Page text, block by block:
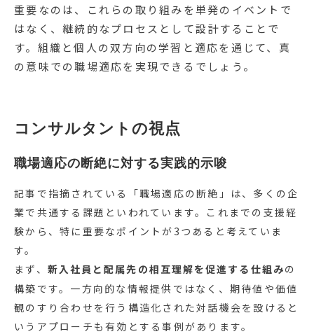
重要なのは、これらの取り組みを単発のイベントで
はなく、継続的なプロセスとして設計することで
す。組織と個人の双方向の学習と適応を通じて、真
の意味での職場適応を実現できるでしょう。
コンサルタントの視点
職場適応の断絶に対する実践的示唆
記事で指摘されている「職場適応の断絶」は、多くの企
業で共通する課題といわれています。これまでの支援経
験から、特に重要なポイントが3つあると考えていま
す。
まず、 新入社員と配属先の相互理解を促進する仕組みの
構築です。一方向的な情報提供ではなく、期待値や価値
観のすり合わせを行う構造化された対話機会を設けると
いうアプローチも有効とする事例があります。